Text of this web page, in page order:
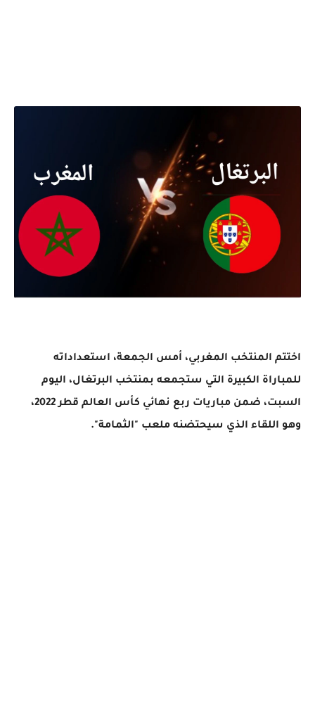
اختتم المنتخب المغربي، أمس الجمعة، استعداداته
للمباراة الكبيرة التي ستجمعه بمنتخب البرتغال، اليوم
السبت، ضمن مباريات ربع نهائي كأس العالم قطر 2022،
وهو اللقاء الذي سيحتضنه ملعب "الثمامة".